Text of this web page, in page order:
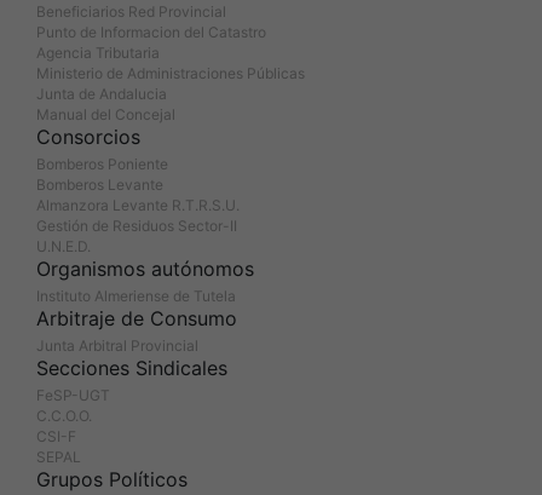
Beneficiarios Red Provincial
Punto de Informacion del Catastro
Agencia Tributaria
Ministerio de Administraciones Públicas
Junta de Andalucia
Manual del Concejal
Consorcios
Bomberos Poniente
Bomberos Levante
Almanzora Levante R.T.R.S.U.
Gestión de Residuos Sector-II
U.N.E.D.
Organismos autónomos
Instituto Almeriense de Tutela
Arbitraje de Consumo
Junta Arbitral Provincial
Secciones Sindicales
FeSP-UGT
C.C.O.O.
CSI-F
SEPAL
Grupos Políticos